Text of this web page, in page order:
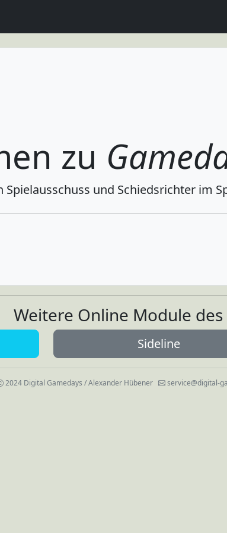
zu
und Schiedsrichter im
Weitere Online Module des
Sideline
2024 Digital Gamedays / Alexander Hübener service@digital-